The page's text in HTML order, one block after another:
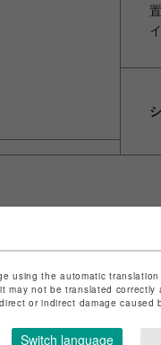
ど法令に基づく表記はこ
using the automatic translation
may not be translated
or indirect damage
Switch language